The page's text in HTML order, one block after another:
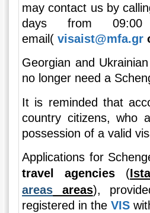
may contact us by
days from
email(visaist@mfa.gr
Georgian and
no longer need a
It is reminded that
country citizens, who
possession of a valid
Applications for
travel agencies (
areas areas),
registered in theVIS